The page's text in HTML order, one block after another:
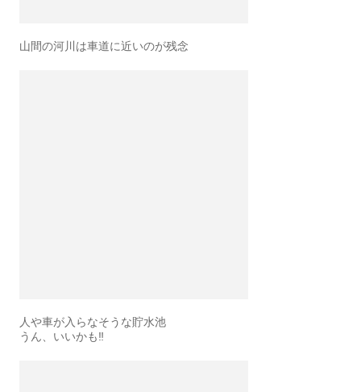
山間の河川は車道に近いのが残念
人や車が入らなそうな貯水池
うん、いいかも‼️